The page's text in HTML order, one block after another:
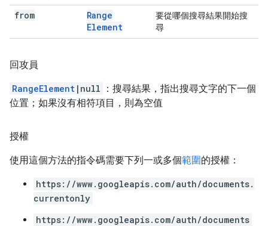
from
Range
Element
要從哪個搜尋結果開始搜
尋
回攻員
RangeElement |null
：搜尋結果，指出搜尋文字的下一個
位置；如果沒有相符項目，則為空值
授權
使用這個方法的指令碼需要下列一或多個範圍的授權：
https://www.googleapis.com/auth/documents.
currentonly
https://www.googleapis.com/auth/documents